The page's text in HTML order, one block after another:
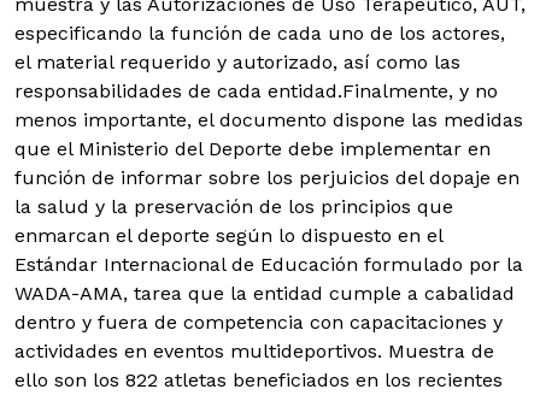
especificando la función de cada uno de los actores,
el material requerido y autorizado, así como las
responsabilidades de cada entidad.Finalmente, y no
menos importante, el documento dispone las medidas
que el Ministerio del Deporte debe implementar en
función de informar sobre los perjuicios del dopaje en
la salud y la preservación de los principios que
enmarcan el deporte según lo dispuesto en el
Estándar Internacional de Educación formulado por la
WADA-AMA, tarea que la entidad cumple a cabalidad
dentro y fuera de competencia con capacitaciones y
actividades en eventos multideportivos. Muestra de
ello son los 822 atletas beneficiados en los recientes